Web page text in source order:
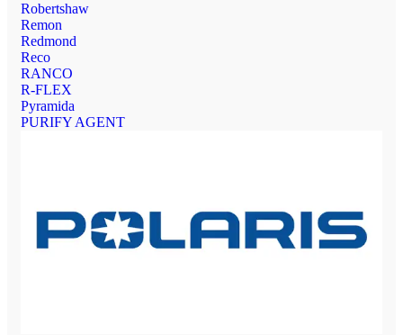
Robertshaw
Remon
Redmond
Reco
RANCO
R-FLEX
Pyramida
PURIFY AGENT